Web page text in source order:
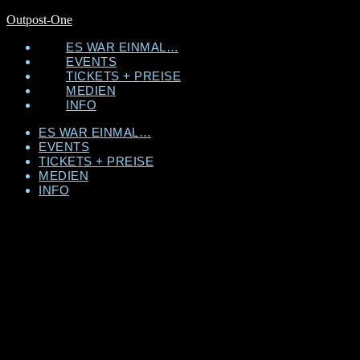
Outpost-One
ES WAR EINMAL…
EVENTS
TICKETS + PREISE
MEDIEN
INFO
ES WAR EINMAL…
EVENTS
TICKETS + PREISE
MEDIEN
INFO